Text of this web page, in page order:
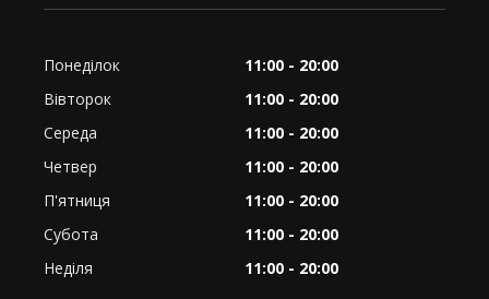
Понеділок
11:00 - 20:00
Вівторок
11:00 - 20:00
Середа
11:00 - 20:00
Четвер
11:00 - 20:00
П'ятниця
11:00 - 20:00
Субота
11:00 - 20:00
Неділя
11:00 - 20:00